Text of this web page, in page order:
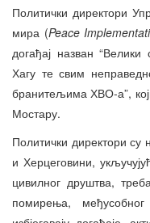
Политички директори
мира (Peace
догађај назван
Хагу те свим
бранитељима ХВО-а”,
Мостару.
Политички директори су
и Херцеговини,
цивилног друштва,
помирења,